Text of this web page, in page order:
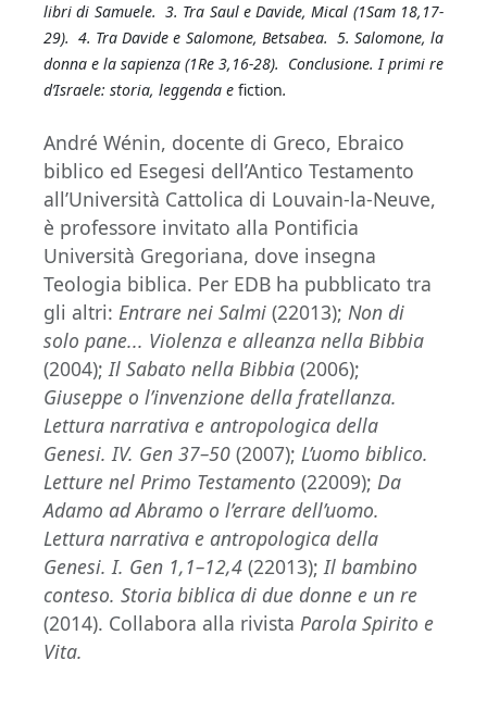
libri di Samuele. 3. Tra Saul e Davide, Mical (1Sam 18,17-
29). 4. Tra Davide e Salomone, Betsabea. 5. Salomone, la
donna e la sapienza (1Re 3,16-28). Conclusione. I primi re
d’Israele: storia, leggenda e fiction.
André Wénin, docente di Greco, Ebraico
biblico ed Esegesi dell’Antico Testamento
all’Università Cattolica di Louvain-la-Neuve,
è professore invitato alla Pontificia
Università Gregoriana, dove insegna
Teologia biblica. Per EDB ha pubblicato tra
gli altri: Entrare nei Salmi (22013); Non di
solo pane... Violenza e alleanza nella Bibbia
(2004);Il Sabato nella Bibbia (2006);
Giuseppe o l’invenzione della fratellanza.
Lettura narrativa e antropologica della
Genesi. IV. Gen 37–50 (2007); L’uomo biblico.
Letture nel Primo Testamento (22009); Da
Adamo ad Abramo o l’errare dell’uomo.
Lettura narrativa e antropologica della
Genesi. I. Gen 1,1–12,4 (22013);Il bambino
conteso. Storia biblica di due donne e un re
(2014). Collabora alla rivista Parola Spirito e
Vita.